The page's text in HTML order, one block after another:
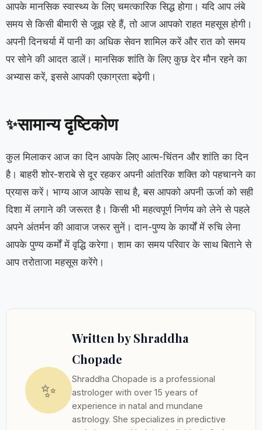
आपके मानसिक स्वास्थ्य के लिए चमत्कारिक सिद्ध होगा। यदि आप लंबे
समय से किसी बीमारी से जूझ रहे हैं, तो आज आपको राहत महसूस होगी।
अपनी दिनचर्या में पानी का अधिक सेवन शामिल करें और रात को समय
पर सोने की आदत डालें। मानसिक शांति के लिए कुछ देर मौन रहने का
अभ्यास करें, इससे आपकी एकाग्रता बढ़ेगी।
✨सामान्य दृष्टिकोण
कुल मिलाकर आज का दिन आपके लिए आत्म-चिंतन और शांति का दिन
है। बाहरी शोर-शराबे से दूर रहकर अपनी आंतरिक शक्ति को पहचानने का
प्रयास करें। भाग्य आज आपके साथ है, बस आपको अपनी ऊर्जा को सही
दिशा में लगाने की जरूरत है। किसी भी महत्वपूर्ण निर्णय को लेने से पहले
अपने अंतर्मन की आवाज जरूर सुनें। दान-पुण्य के कार्यों में रुचि लेना
आपके पुण्य कर्मों में वृद्धि करेगा। शाम का समय परिवार के साथ बिताने से
आप तरोताजा महसूस करेंगे।
✨
Written by Shraddha
Chopade
Shraddha Chopade is a professional
astrologer with over 15 years of
experience in natal and mundane
astrology. She specializes in predictive